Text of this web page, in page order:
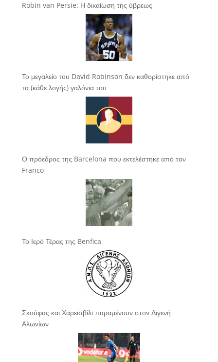
Robin van Persie: Η δικαίωση της ύβρεως
Το μεγαλείο του David Robinson δεν καθορίστηκε από
τα (κάθε λογής) γαλόνια του
Ο πρόεδρος της Barcelona που εκτελέστηκε από τον
Franco
Το Ιερό Τέρας της Benfica
Σκούφας και Χαρεϊσβίλι παραμένουν στον Διγενή
Αλωνίων